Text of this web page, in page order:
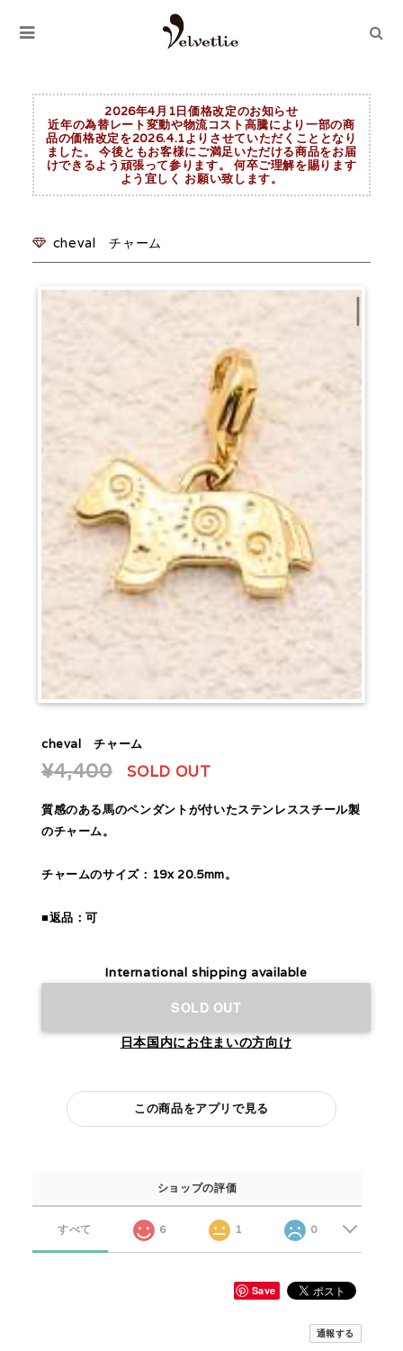
2026年4月1日価格改定のお知らせ
近年の為替レート変動や物流コスト高騰により一部の商
品の価格改定を2026.4.1よりさせていただくこととなり
ました。 今後ともお客様にご満足いただける商品をお届
けできるよう頑張って参ります。 何卒ご理解を賜ります
よう宜しく お願い致します。
cheval チャーム
cheval チャーム
¥4,400 SOLD OUT
質感のある馬のペンダントが付いたステンレススチール製
のチャーム。
チャームのサイズ：19x 20.5mm。
■返品：可
International shipping available
SOLD OUT
日本国内にお住まいの方向け
この商品をアプリで見る
ショップの評価
すべて 6 1 0
Save
通報する